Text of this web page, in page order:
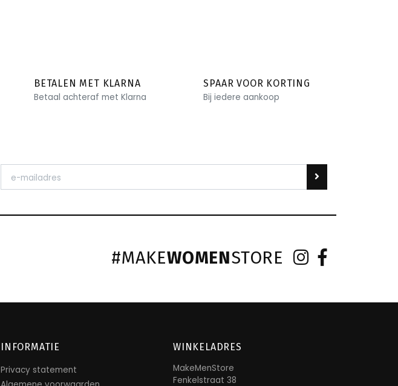
BETALEN MET KLARNA
Betaal achteraf met Klarna
SPAAR VOOR KORTING
Bij iedere aankoop
#MAKEWOMENSTORE
INFORMATIE
Privacy statement
WINKELADRES
MakeMenStore
Fenkelstraat 38